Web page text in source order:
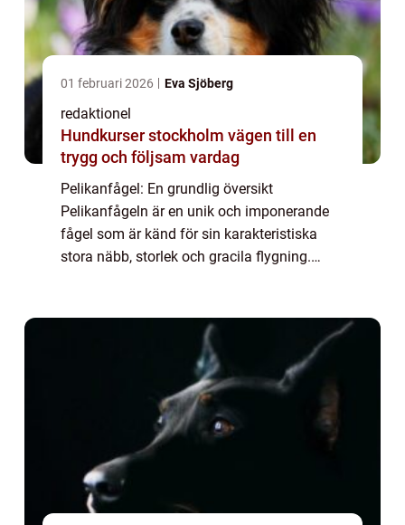
01 februari 2026 Eva Sjöberg
redaktionel
Hundkurser stockholm vägen till en
trygg och följsam vardag
Pelikanfågel: En grundlig översikt
Pelikanfågeln är en unik och imponerande
fågel som är känd för sin karakteristiska
stora näbb, storlek och gracila flygning.